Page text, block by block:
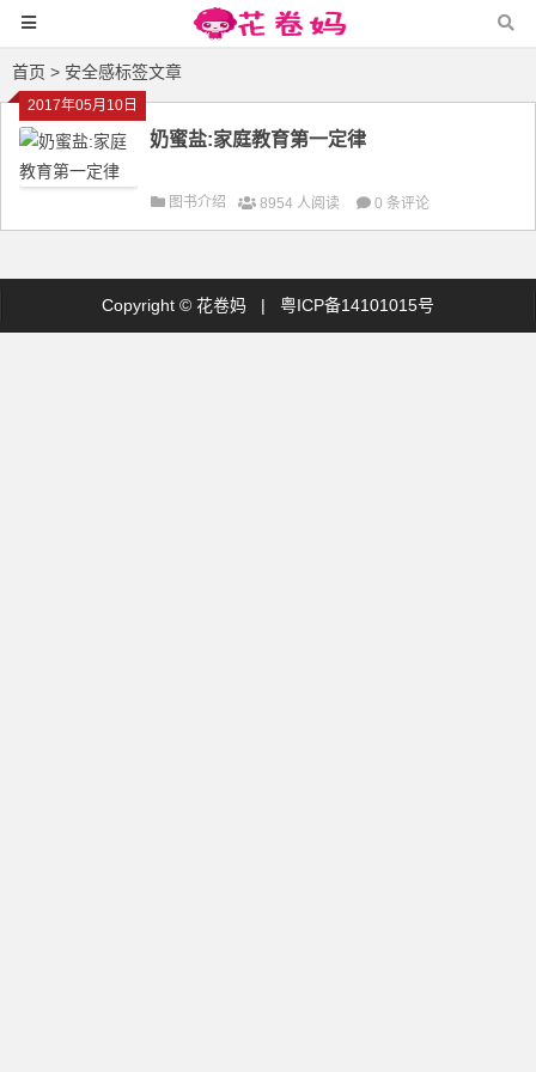
首页 > 安全感标签文章
2017年05月10日
奶蜜盐:家庭教育第一定律
图书介绍 8954 人阅读 0 条评论
Copyright © 花卷妈 | 粤ICP备14101015号